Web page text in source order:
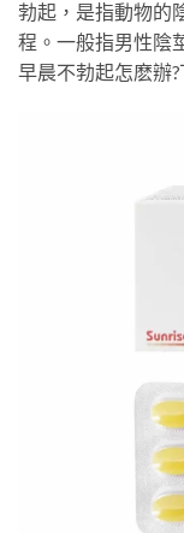
勃起，是指動物的
程。一般指男性陰
早晨不勃起怎麽辦